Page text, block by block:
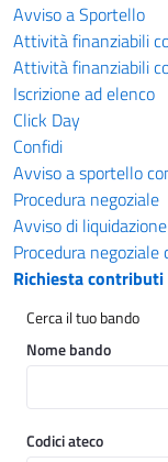
Avviso a Sportello
Attività finanziabili
Attività finanziabili
Iscrizione ad elenco
Click Day
Confidi
Avviso a sportello
Procedura negoziale
Avviso di
Procedura
Richiesta contributi
Cerca il tuo bando
Nome bando
Codici ateco